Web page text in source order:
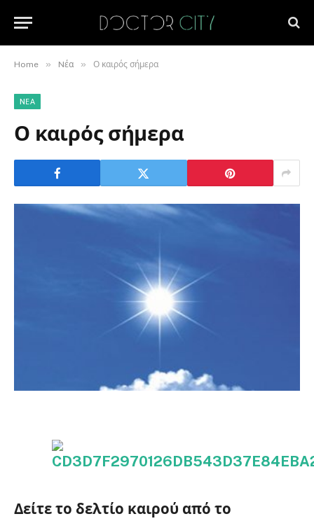
Home » Nέα » Ο καιρός σήμερα
NΈΑ
Ο καιρός σήμερα
Δείτε το δελτίο καιρού από το